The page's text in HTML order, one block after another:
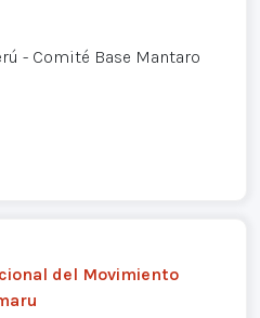
- Comité Base Mantaro
del Movimiento